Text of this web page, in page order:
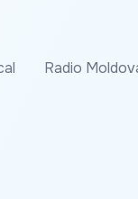
Radio